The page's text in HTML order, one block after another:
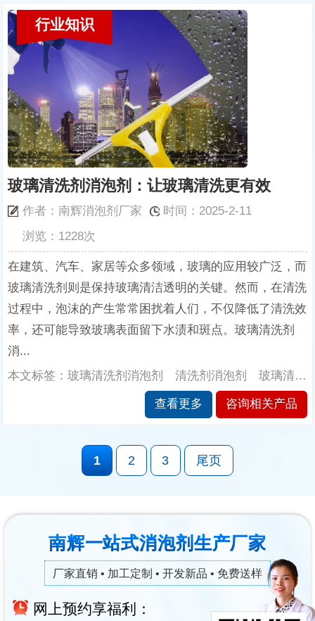
行业知识
玻璃清洗剂消泡剂：让玻璃清洗更有效
作者：南辉消泡剂厂家
时间：2025-2-11
浏览：1228次
在建筑、汽车、家居等众多领域，玻璃的应用较广泛，而
玻璃清洗剂则是保持玻璃清洁透明的关键。然而，在清洗
过程中，泡沫的产生常常困扰着人们，不仅降低了清洗效
率，还可能导致玻璃表面留下水渍和斑点。玻璃清洗剂
消...
本文标签：玻璃清洗剂消泡剂 清洗剂消泡剂 玻璃清洗剂消泡剂的作用 南辉消泡剂厂家
查看更多 咨询相关产品
1 2 3 尾页
南辉一站式消泡剂生产厂家
厂家直销 • 加工定制 • 开发新品 • 免费送样
网上预约享福利：